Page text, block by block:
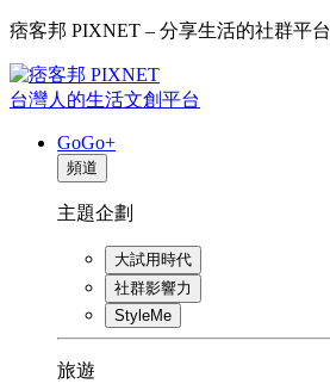
痞客邦 PIXNET – 分享生活的社群平台
台灣人的生活文創平台
GoGo+
頻道
主題企劃
大試用時代
社群影響力
StyleMe
旅遊